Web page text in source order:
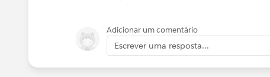
Adicionar um comentário
Escrever uma resposta...